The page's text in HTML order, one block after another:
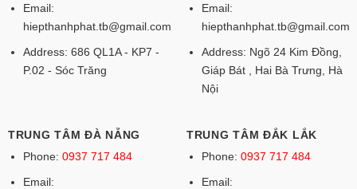
Email:
hiepthanhphat.tb@gmail.com
Address: 686 QL1A - KP7 -
P.02 - Sóc Trăng
Email:
hiepthanhphat.tb@gmail.com
Address: Ngõ 24 Kim Đồng,
Giáp Bát , Hai Bà Trưng, Hà
Nội
TRUNG TÂM ĐÀ NẴNG
Phone: 0937 717 484
Email:
TRUNG TÂM ĐẮK LẮK
Phone: 0937 717 484
Email: